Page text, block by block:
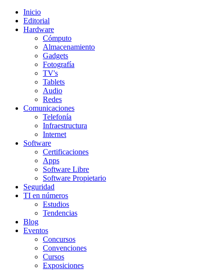
Inicio
Editorial
Hardware
Cómputo
Almacenamiento
Gadgets
Fotografía
TV's
Tablets
Audio
Redes
Comunicaciones
Telefonía
Infraestructura
Internet
Software
Certificaciones
Apps
Software Libre
Software Propietario
Seguridad
TI en números
Estudios
Tendencias
Blog
Eventos
Concursos
Convenciones
Cursos
Exposiciones